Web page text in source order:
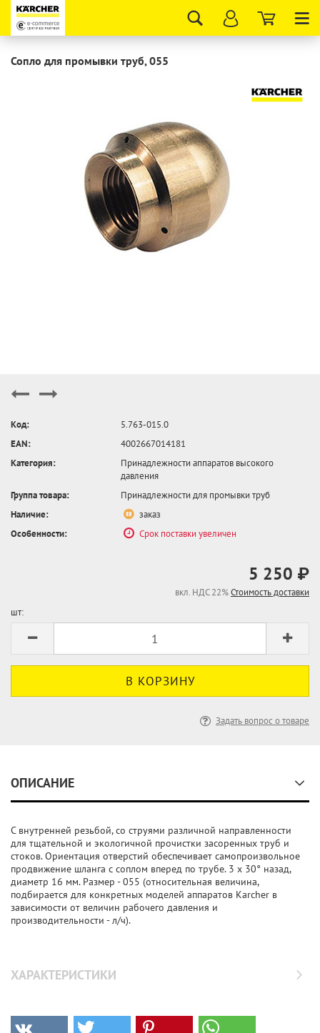
Сопло для промывки труб, 055
Код:
5.763-015.0
EAN:
4002667014181
Категория:
Принадлежности аппаратов высокого
давления
Группа товара:
Принадлежности для промывки труб
Наличие:
заказ
Особенности:
Срок поставки увеличен
5 250 ₽
вкл. НДС 22%Стоимость доставки
шт:
Задать вопрос о товаре
ОПИСАНИЕ
С внутренней резьбой, со струями различной направленности
для тщательной и экологичной прочистки засоренных труб и
стоков. Ориентация отверстий обеспечивает самопроизвольное
продвижение шланга с соплом вперед по трубе. 3 x 30° назад,
диаметр 16 мм. Размер - 055 (относительная величина,
подбирается для конкретных моделей аппаратов Karcher в
зависимости от величин рабочего давления и
производительности - л/ч).
ХАРАКТЕРИСТИКИ